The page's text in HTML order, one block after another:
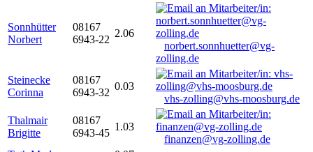
Sonnhütter
Norbert
08167
6943-22
2.06
norbert.sonnhuetter@vg-
zolling.de
Steinecke
Corinna
08167
6943-32
0.03
vhs-zolling@vhs-moosburg.de
Thalmair
Brigitte
08167
6943-45
1.03
finanzen@vg-zolling.de